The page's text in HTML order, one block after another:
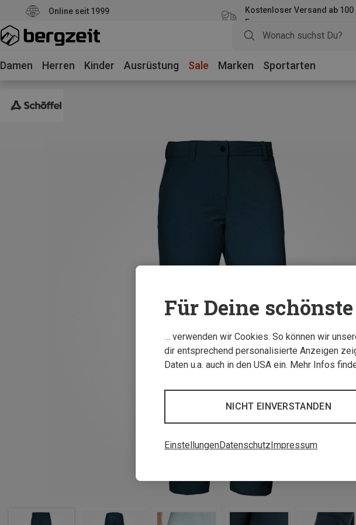
Online seit 1999
Kostenloser Versand ab 100
Euro
Damen Herren Kinder Ausrüstung Sale Marken Sportarten
Für Deine
… verwenden wir Cookies. So können wir
dir entsprechend personalisierte Anzeigen
Daten u.a. auch in den USA ein. Mehr Infos
NICHT EINVERSTANDEN
EinstellungenDatenschutzImpressum